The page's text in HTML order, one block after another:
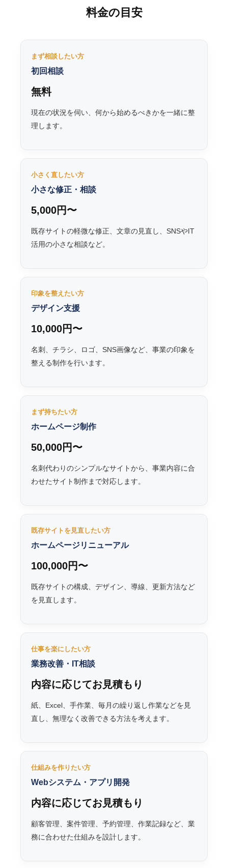
料金の目安
まず相談したい方
初回相談
無料
現在の状況を伺い、何から始めるべきかを一緒に整
理します。
小さく直したい方
小さな修正・相談
5,000円〜
既存サイトの軽微な修正、文章の見直し、SNSやIT
活用の小さな相談など。
印象を整えたい方
デザイン支援
10,000円〜
名刺、チラシ、ロゴ、SNS画像など、事業の印象を
整える制作を行います。
まず持ちたい方
ホームページ制作
50,000円〜
名刺代わりのシンプルなサイトから、事業内容に合
わせたサイト制作まで対応します。
既存サイトを見直したい方
ホームページリニューアル
100,000円〜
既存サイトの構成、デザイン、導線、更新方法など
を見直します。
仕事を楽にしたい方
業務改善・IT相談
内容に応じてお見積もり
紙、Excel、手作業、毎月の繰り返し作業などを見
直し、無理なく改善できる方法を考えます。
仕組みを作りたい方
Webシステム・アプリ開発
内容に応じてお見積もり
顧客管理、案件管理、予約管理、作業記録など、業
務に合わせた仕組みを設計します。